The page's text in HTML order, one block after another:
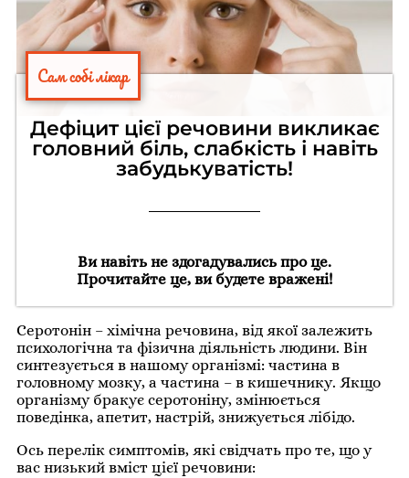
Сам собі лікар
Дефіцит цієї речовини викликає
головний біль, слабкість і навіть
забудькуватість!
Ви навіть не здогадувались про це.
Прочитайте це, ви будете вражені!
Серотонін – хімічна речовина, від якої залежить
психологічна та фізична діяльність людини. Він
синтезується в нашому організмі: частина в
головному мозку, а частина – в кишечнику. Якщо
організму бракує серотоніну, змінюється
поведінка, апетит, настрій, знижується лібідо.
Ось перелік симптомів, які свідчать про те, що у
вас низький вміст цієї речовини: